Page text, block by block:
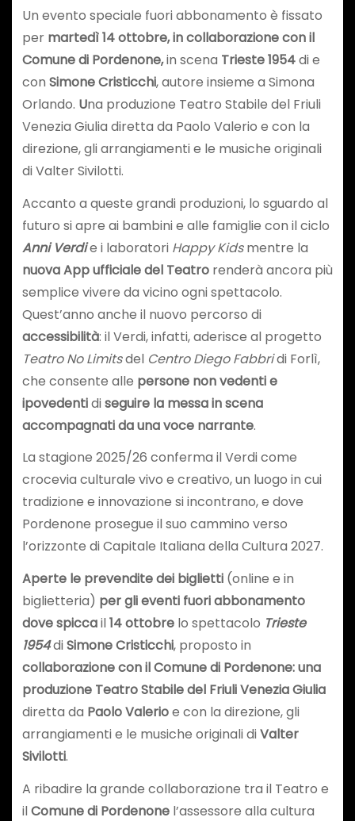
Un evento speciale fuori abbonamento è fissato
per martedì 14 ottobre, in collaborazione con il
Comune di Pordenone,in scena Trieste 1954di e
con Simone Cristicchi, autore insieme a Simona
Orlando. Una produzione Teatro Stabile del Friuli
Venezia Giulia diretta da Paolo Valerio e con la
direzione, gli arrangiamenti e le musiche originali
di Valter Sivilotti.
Accanto a queste grandi produzioni, lo sguardo al
futuro si apre ai bambini e alle famiglie con il ciclo
Anni Verdie i laboratori Happy Kidsmentre la
nuova App ufficiale del Teatrorenderà ancora più
semplice vivere da vicino ogni spettacolo.
Quest’anno anche il nuovo percorso di
accessibilità: il Verdi, infatti, aderisce al progetto
Teatro No Limitsdel Centro Diego Fabbridi Forlì,
che consente alle persone non vedenti e
ipovedentidiseguire la messa in scena
accompagnati da una voce narrante.
La stagione 2025/26 conferma il Verdi come
crocevia culturale vivo e creativo, un luogo in cui
tradizione e innovazione si incontrano, e dove
Pordenone prosegue il suo cammino verso
l’orizzonte di Capitale Italiana della Cultura 2027.
Aperte le prevendite dei biglietti (online e in
biglietteria) per gli eventi fuori abbonamento
dove spiccail14 ottobrelo spettacolo Trieste
1954diSimone Cristicchi, proposto in
collaborazione con il Comune di Pordenone: una
produzione Teatro Stabile del Friuli Venezia Giulia
diretta da Paolo Valerioe con la direzione, gli
arrangiamenti e le musiche originali diValter
Sivilotti.
A ribadire la grande collaborazione tra il Teatro e
ilComune di Pordenonel’assessore alla cultura